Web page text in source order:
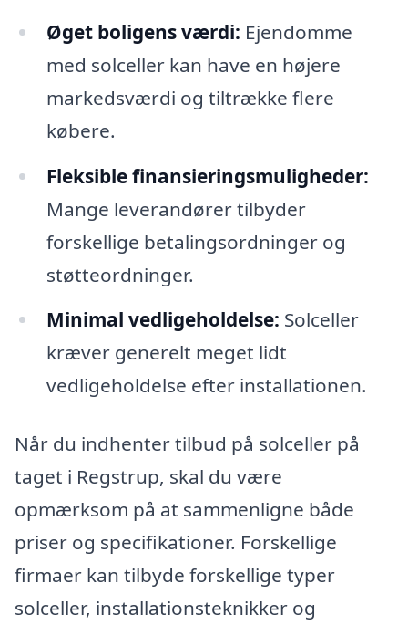
Øget boligens værdi: Ejendomme
med solceller kan have en højere
markedsværdi og tiltrække flere
købere.
Fleksible finansieringsmuligheder:
Mange leverandører tilbyder
forskellige betalingsordninger og
støtteordninger.
Minimal vedligeholdelse: Solceller
kræver generelt meget lidt
vedligeholdelse efter installationen.
Når du indhenter tilbud på solceller på
taget i Regstrup, skal du være
opmærksom på at sammenligne både
priser og specifikationer. Forskellige
firmaer kan tilbyde forskellige typer
solceller, installationsteknikker og